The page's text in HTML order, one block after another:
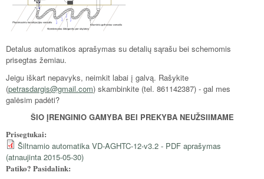
Detalus automatikos aprašymas su detalių sąrašu bei schemomis
prisegtas žemiau.
Jeigu iškart nepavyks, neimkit labai į galvą. Rašykite
(petrasdargis@gmail.com) skambinkite (tel. 861142387) - gal mes
galėsim padėti?
ŠIO ĮRENGINIO GAMYBA BEI PREKYBA NEUŽSIIMAME
Prisegtukai:
Šiltnamio automatika VD-AGHTC-12-v3.2 - PDF aprašymas
(atnaujinta 2015-05-30)
Patiko? Pasidalink: